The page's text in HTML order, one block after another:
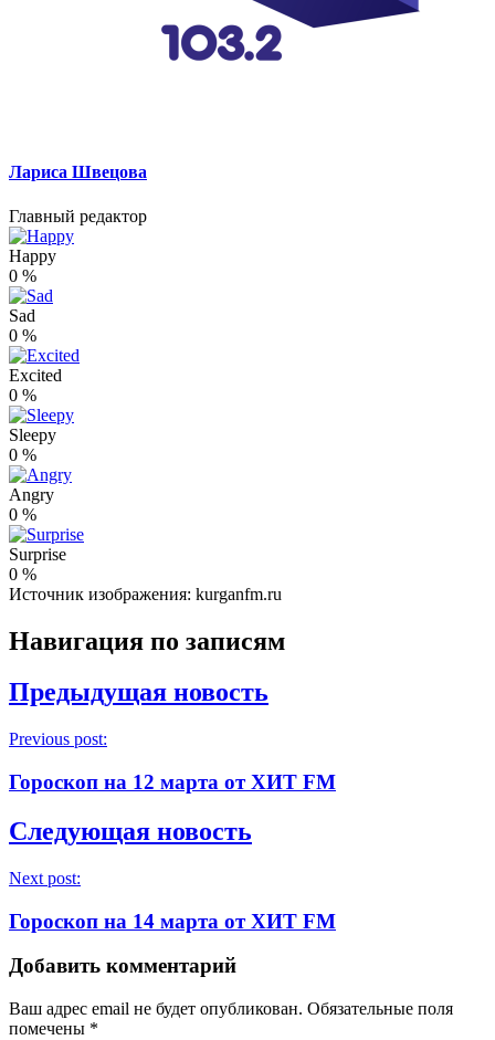
Лариса Швецова
Главный редактор
Happy
0 %
Sad
0 %
Excited
0 %
Sleepy
0 %
Angry
0 %
Surprise
0 %
Источник изображения: kurganfm.ru
Навигация по записям
Предыдущая новость
Previous post:
Гороскоп на 12 марта от ХИТ FM
Следующая новость
Next post:
Гороскоп на 14 марта от ХИТ FM
Добавить комментарий
Ваш адрес email не будет опубликован. Обязательные поля
помечены *